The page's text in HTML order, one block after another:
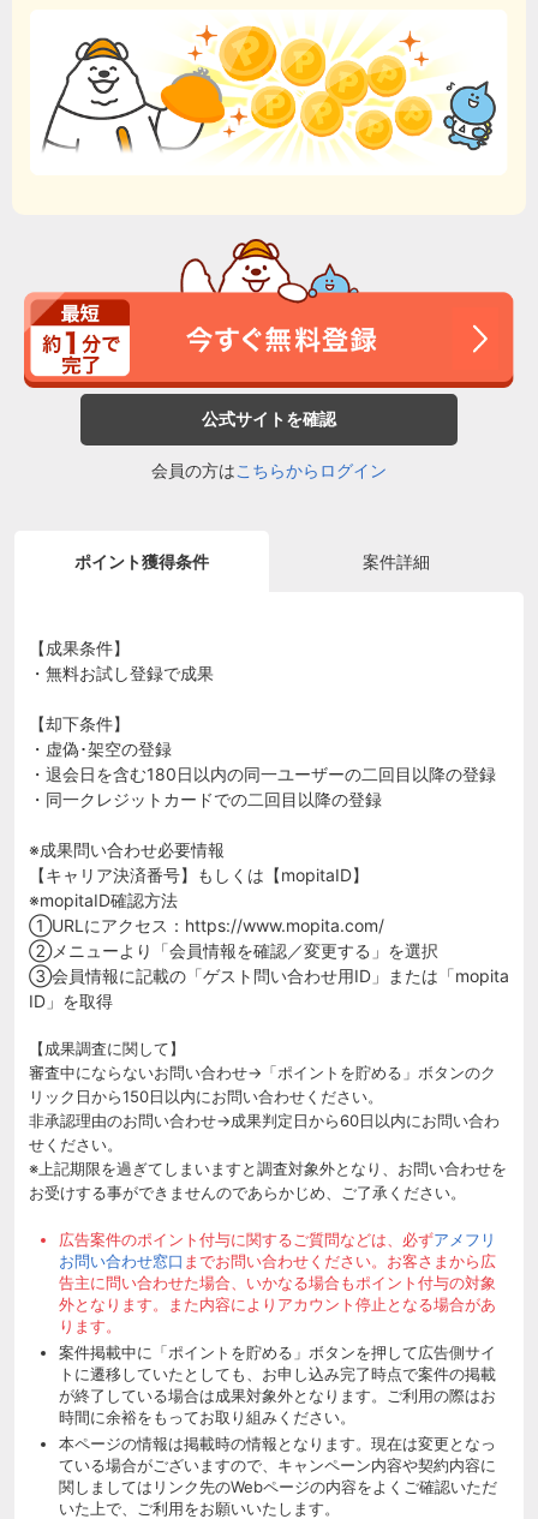
公式サイトを確認
会員の方はこちらからログイン
ポイント獲得条件 案件詳細
【成果条件】
・無料お試し登録で成果
【却下条件】
・虚偽･架空の登録
・退会日を含む180日以内の同一ユーザーの二回目以降の登録
・同一クレジットカードでの二回目以降の登録
※成果問い合わせ必要情報
【キャリア決済番号】もしくは【mopitaID】
※mopitaID確認方法
①URLにアクセス：https://www.mopita.com/
②メニューより「会員情報を確認／変更する」を選択
③会員情報に記載の「ゲスト問い合わせ用ID」または「mopita
ID」を取得
【成果調査に関して】
審査中にならないお問い合わせ→「ポイントを貯める」ボタンのク
リック日から150日以内にお問い合わせください。
非承認理由のお問い合わせ→成果判定日から60日以内にお問い合わ
せください。
※上記期限を過ぎてしまいますと調査対象外となり、お問い合わせを
お受けする事ができませんのであらかじめ、ご了承ください。
広告案件のポイント付与に関するご質問などは、必ずアメフリ
お問い合わせ窓口 までお問い合わせください。お客さまから広
告主に問い合わせた場合、いかなる場合もポイント付与の対象
外となります。また内容によりアカウント停止となる場合があ
ります。
案件掲載中に「ポイントを貯める」ボタンを押して広告側サイ
トに遷移していたとしても、お申し込み完了時点で案件の掲載
が終了している場合は成果対象外となります。ご利用の際はお
時間に余裕をもってお取り組みください。
本ページの情報は掲載時の情報となります。現在は変更となっ
ている場合がございますので、キャンペーン内容や契約内容に
関しましてはリンク先のWebページの内容をよくご確認いただ
いた上で、ご利用をお願いいたします。